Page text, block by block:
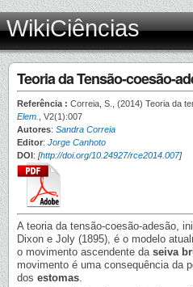
WikiCiências
Teoria da Tensão-coesão-
Referência : Correia, S., (2014) Teoria da
Elem.
, V2(1):007
Autores: Sandra Correia
Editor: Jorge Canhoto
DOI: [http://doi.org/10.24927/rce2014.007]
A teoria da tensão-coesão-adesão,
Dixon e Joly (1895), é o modelo
o movimento ascendente da seiva
movimento é uma consequência da
dos estomas.